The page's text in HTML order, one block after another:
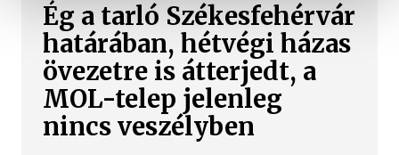
Ég a tarló Székesfehérvár
határában, hétvégi házas
övezetre is átterjedt, a
MOL-telep jelenleg
nincs veszélyben